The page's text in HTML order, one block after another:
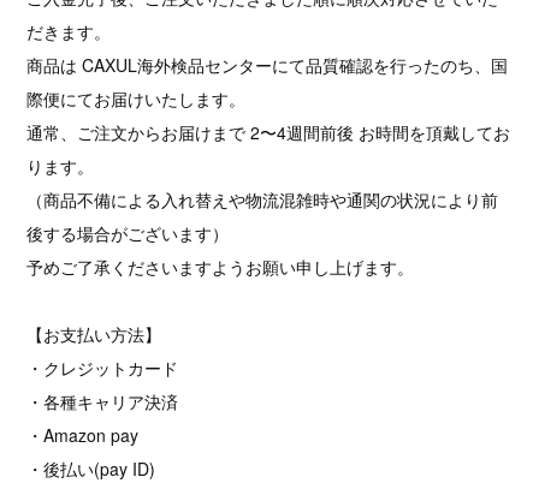
だきます。
商品は CAXUL海外検品センターにて品質確認を行ったのち、国
際便にてお届けいたします。
通常、ご注文からお届けまで 2〜4週間前後 お時間を頂戴してお
ります。
（商品不備による入れ替えや物流混雑時や通関の状況により前
後する場合がございます）
予めご了承くださいますようお願い申し上げます。
【お支払い方法】
・クレジットカード
・各種キャリア決済
・Amazon pay
・後払い(pay ID)